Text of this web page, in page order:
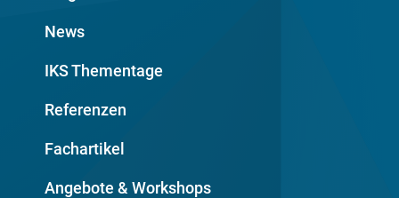
News
IKS Thementage
Referenzen
Fachartikel
Angebote & Workshops